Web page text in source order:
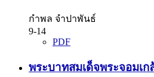
กำพล จำปาพันธ์
9-14
PDF
พระบาทสมเด็จพระจอมเ